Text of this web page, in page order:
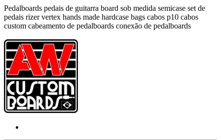
Pedalboards pedais de guitarra board sob medida semicase set de
pedais rizer vertex hands made hardcase bags cabos p10 cabos
custom cabeamento de pedalboards conexão de pedalboards